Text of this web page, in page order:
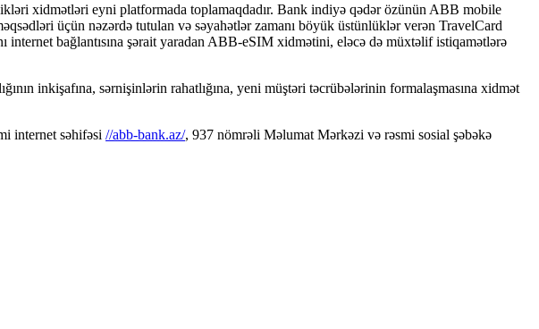
xidmətləri eyni platformada toplamaqdadır. Bank indiyə qədər özünün ABB mobile
üçün nəzərdə tutulan və səyahətlər zamanı böyük üstünlüklər verən TravelCard
bağlantısına şərait yaradan ABB-eSIM xidmətini, eləcə də müxtəlif istiqamətlərə
inkişafına, sərnişinlərin rahatlığına, yeni müştəri təcrübələrinin formalaşmasına xidmət
internet səhifəsi //abb-bank.az/, 937 nömrəli Məlumat Mərkəzi və rəsmi sosial şəbəkə